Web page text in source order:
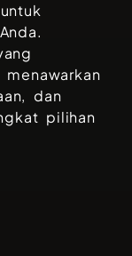
dan
pilihan